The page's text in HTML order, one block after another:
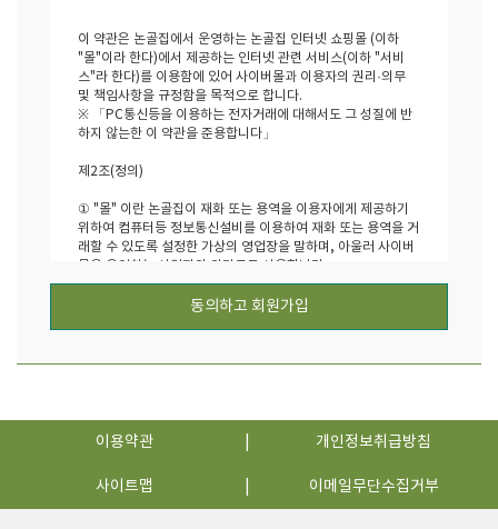
이 약관은 논골집에서 운영하는 논골집 인터넷 쇼핑몰 (이하
"몰"이라 한다)에서 제공하는 인터넷 관련 서비스(이하 "서비
스"라 한다)를 이용함에 있어 사이버몰과 이용자의 권리·의무
및 책임사항을 규정함을 목적으로 합니다.
※ 「PC통신등을 이용하는 전자거래에 대해서도 그 성질에 반
하지 않는한 이 약관을 준용합니다」
제2조(정의)
① "몰" 이란 논골집이 재화 또는 용역을 이용자에게 제공하기
위하여 컴퓨터등 정보통신설비를 이용하여 재화 또는 용역을 거
래할 수 있도록 설정한 가상의 영업장을 말하며, 아울러 사이버
몰을 운영하는 사업자의 의미로도 사용합니다.
② "이용자"란 "몰"에 접속하여 이 약관에 따라 "몰"이 제공하는
서비스를 받는 회원 및 비회원을 말합니다.
는 서비스를 계속적으로 이용할 수 있는 자를 말합니다.
제3조 (약관의 명시와 개정)
명, 사업자등록번호, 연락처(전화, 팩스, 전자우편 주소 등) 등
을 이용자가 알 수 있도록 논골집 인터넷 쇼핑몰의 초기 서비스
동의하고 회원가입
이용약관 개인정보취급방침
사이트맵 이메일무단수집거부